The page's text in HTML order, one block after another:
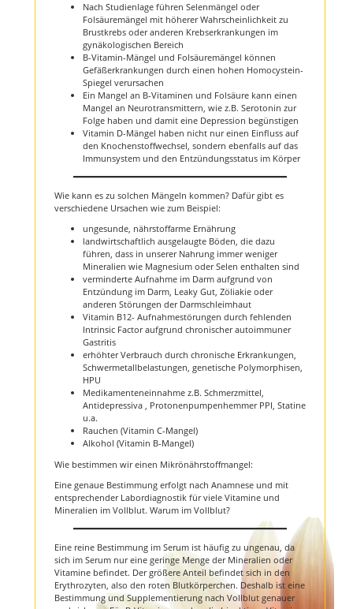
Nach Studienlage führen Selenmängel oder
Folsäuremängel mit höherer Wahrscheinlichkeit zu
Brustkrebs oder anderen Krebserkrankungen im
gynäkologischen Bereich
B-Vitamin-Mängel und Folsäuremängel können
Gefäßerkrankungen durch einen hohen Homocystein-
Spiegel verursachen
Ein Mangel an B-Vitaminen und Folsäure kann einen
Mangel an Neurotransmittern, wie z.B. Serotonin zur
Folge haben und damit eine Depression begünstigen
Vitamin D-Mängel haben nicht nur einen Einfluss auf
den Knochenstoffwechsel, sondern ebenfalls auf das
Immunsystem und den Entzündungsstatus im Körper
Wie kann es zu solchen Mängeln kommen? Dafür gibt es
verschiedene Ursachen wie zum Beispiel:
ungesunde, nährstoffarme Ernährung
landwirtschaftlich ausgelaugte Böden, die dazu
führen, dass in unserer Nahrung immer weniger
Mineralien wie Magnesium oder Selen enthalten sind
verminderte Aufnahme im Darm aufgrund von
Entzündung im Darm, Leaky Gut, Zöliakie oder
anderen Störungen der Darmschleimhaut
Vitamin B12- Aufnahmestörungen durch fehlenden
Intrinsic Factor aufgrund chronischer autoimmuner
Gastritis
erhöhter Verbrauch durch chronische Erkrankungen,
Schwermetallbelastungen, genetische Polymorphisen,
HPU
Medikamenteneinnahme z.B. Schmerzmittel,
Antidepressiva , Protonenpumpenhemmer PPI, Statine
u.a.
Rauchen (Vitamin C-Mangel)
Alkohol (Vitamin B-Mangel)
Wie bestimmen wir einen Mikrönährstoffmangel:
Eine genaue Bestimmung erfolgt nach Anamnese und mit
entsprechender Labordiagnostik für viele Vitamine und
Mineralien im Vollblut. Warum im Vollblut?
Eine reine Bestimmung im Serum ist häufig zu ungenau, da
sich im Serum nur eine geringe Menge der Mineralien oder
Vitamine befindet. Der größere Anteil befindet sich in den
Erythrozyten, also den roten Blutkörperchen. Deshalb ist eine
Bestimmung und Supplementierung nach Vollblut genauer